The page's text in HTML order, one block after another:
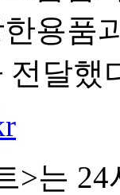
용품
전달했
>는